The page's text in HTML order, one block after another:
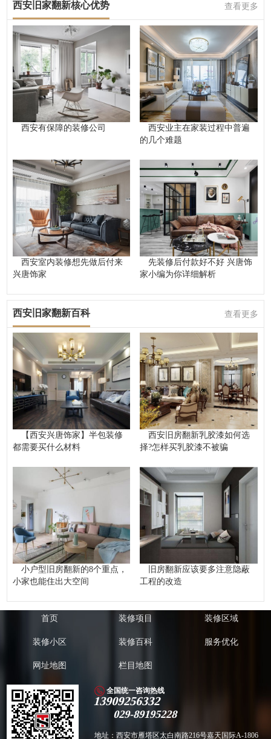
西安旧家翻新核心优势 查看更多
西安有保障的装修公司
西安业主在家装过程中普遍
的几个难题
西安室内装修想先做后付来
兴唐饰家
先装修后付款好不好 兴唐饰
家小编为你详细解析
西安旧家翻新百科 查看更多
【西安兴唐饰家】半包装修
都需要买什么材料
西安旧房翻新乳胶漆如何选
择?怎样买乳胶漆不被骗
小户型旧房翻新的8个重点，
小家也能住出大空间
旧房翻新应该要多注意隐蔽
工程的改造
首页 装修项目 装修区域
装修小区 装修百科 服务优化
网址地图 栏目地图
全国统一咨询热线
13909256332
029-89195228
地址：西安市雁塔区太白南路216号嘉天国际A-1806